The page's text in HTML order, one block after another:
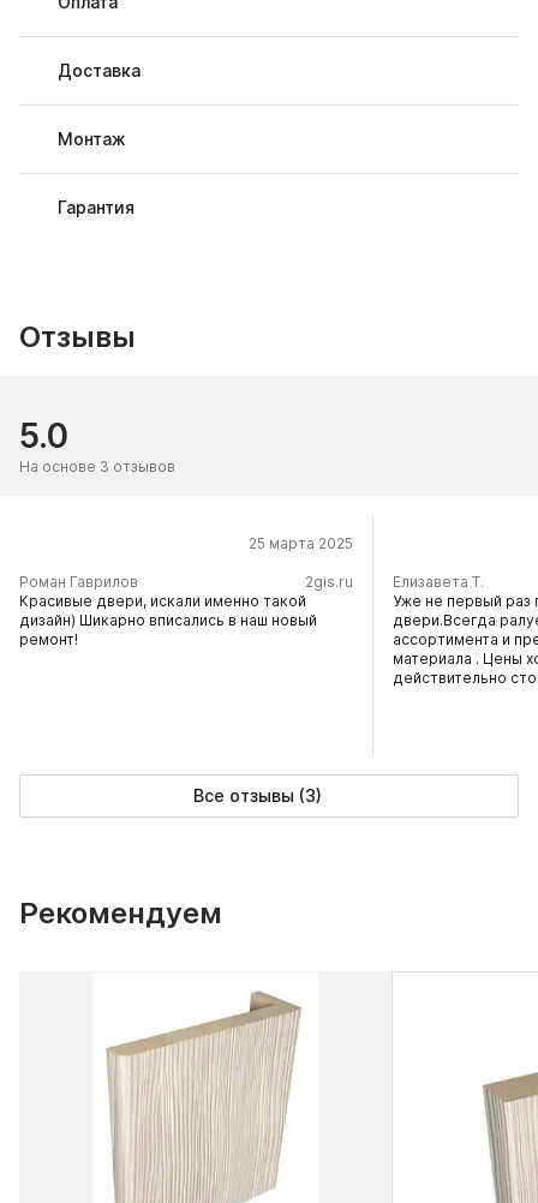
Доставка
Монтаж
Гарантия
Отзывы
5.0
На основе 3 отзывов
25 марта 2025
​Роман Гаврилов
2gis.ru
Красивые двери, искали именно такой
дизайн) Шикарно вписались в наш новый
ремонт!
Елизавета Т.
Уже не первый раз
двери.Всегда
ассортимента и
материала . Цены
действительно
Все отзывы (3)
Рекомендуем